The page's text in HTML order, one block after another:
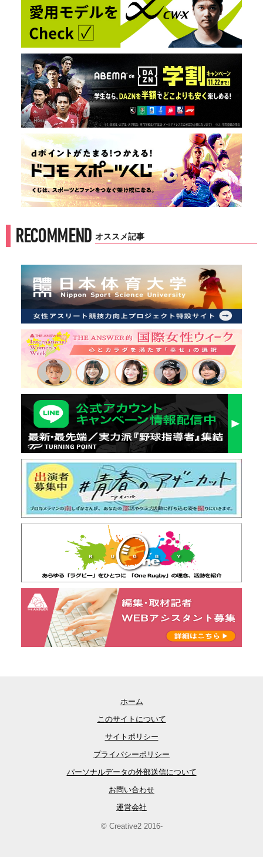
RECOMMEND オススメ記事
ホーム
このサイトについて
サイトポリシー
プライバシーポリシー
パーソナルデータの外部送信について
お問い合わせ
運営会社
© Creative2 2016-